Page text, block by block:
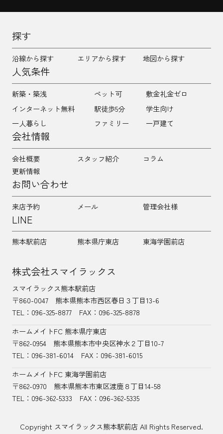
探す
沿線から探す エリアから探す 地図から探す
人気条件
新築・築浅 ペット可
敷金礼金ゼロ
インターネット無料
駅徒歩5分
学生向け
一人暮らし
ファミリー 一戸建て
会社情報
会社概要 スタッフ紹介
コラム
更新情報
お問い合わせ
来店予約 メール 管理会社様
LINE
熊本駅前店 熊本県庁東店 東海学園前店
株式会社スマイラックス
スマイラックス熊本駅前店
〒860-0047
熊本県熊本市西区春日３丁目13-6
TEL： 096-325-8877
FAX：096-325-8878
ホームメイトFC 熊本県庁東店
〒862-0954
熊本県熊本市中央区神水２丁目10-7
TEL：096-381-6014
FAX：096-381-6015
ホームメイトFC 東海学園前店
〒862-0970
熊本県熊本市東区渡鹿８丁目14-58
TEL： 096-362-5333 FAX：096-362-5335
Copyright スマイラックス熊本駅前店 All Rights Reserved.